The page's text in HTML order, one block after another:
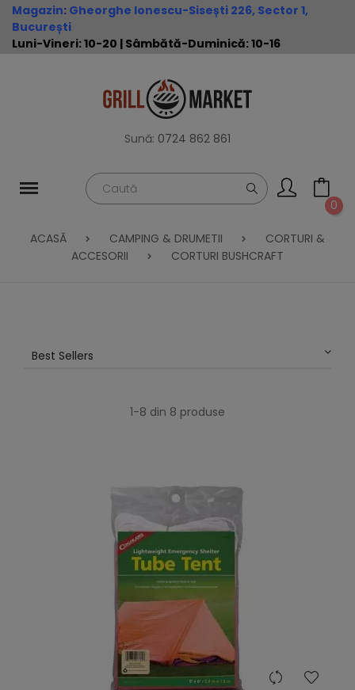
Magazin: Gheorghe Ionescu-Sisești 226, Sector 1,
București
Luni-Vineri: 10-20 | Sâmbătă-Duminică: 10-16
Sună: 0724 862 861
0
ACASĂ CAMPING & DRUMETII
CORTURI &
ACCESORII
CORTURI BUSHCRAFT
Best Sellers
1-8 din 8 produse